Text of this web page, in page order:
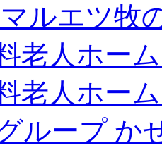
ルエツ牧
老人ホー
老人ホー
ループ か